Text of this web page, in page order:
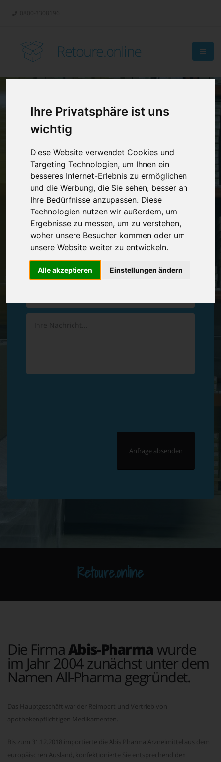
Ihre Privatsphäre ist uns
wichtig
Diese Website verwendet Cookies und
Targeting Technologien, um Ihnen ein
besseres Internet-Erlebnis zu ermöglichen
und die Werbung, die Sie sehen, besser an
Ihre Bedürfnisse anzupassen. Diese
Technologien nutzen wir außerdem, um
Ergebnisse zu messen, um zu verstehen,
woher unsere Besucher kommen oder um
unsere Website weiter zu entwickeln.
Alle akzeptieren Einstellungen ändern
Retoure.online
Retouren-
Management?
Vereinbaren Sie einenRückruf
Hinterlassen Sie uns gern eine persönliche Nachricht.
Retoure.online
Die Firma Abis-Pharma wurde
im Jahr 2004 zunächst unter dem
Namen All-Pharma gegründet.
Das Hauptgeschäft war der Reimport und Vertrieb von
apothekenpflichtigen Medikamenten.
Bis zum 31.12.2018 importierte die Abis Pharma Arzneimittel aus dem
europäischen Ausland, konfektionierte Sie entsprechend den